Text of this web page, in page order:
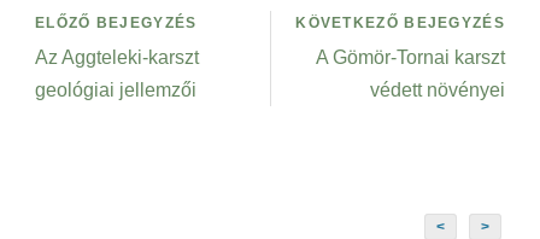
ELŐZŐ BEJEGYZÉS
Az Aggteleki-karszt
geológiai jellemzői
KÖVETKEZŐ BEJEGYZÉS
A Gömör-Tornai karszt
védett növényei
< >